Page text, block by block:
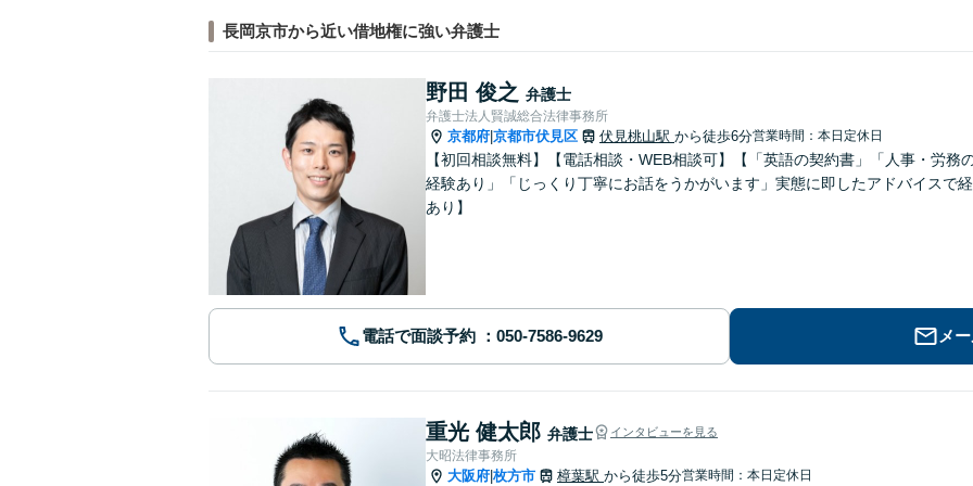
長岡京市から近い借地権に強い弁護士
野田 俊之 弁護士
弁護士法人賢誠総合法律事務所
京都府 京都市伏見区 伏見桃山駅 から徒歩6分営業時間：本日定休日
【初回相談無料】【電話相談・WEB相談可】【「英語の契約書」「人事・労
経験あり」「じっくり丁寧にお話をうかがいます」実態に即したアドバイスで
あり】
電話で面談予約 メ
重光 健太郎 弁護士 インタビューを見る
大昭法律事務所
大阪府 枚方市 樟葉駅 から徒歩5分営業時間：本日定休日